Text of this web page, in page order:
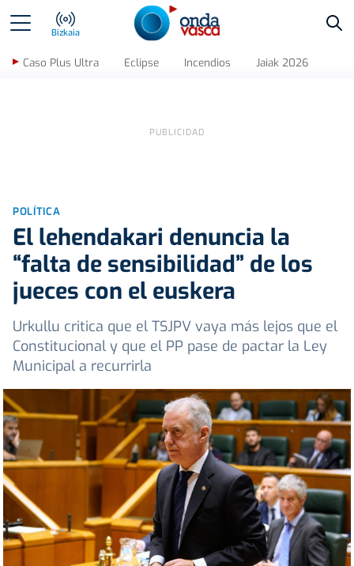
Bizkaia
Caso Plus Ultra Eclipse Incendios Jaiak 2026
POLÍTICA
El lehendakari denuncia la
“falta de sensibilidad” de los
jueces con el euskera
Urkullu critica que el TSJPV vaya más lejos que el
Constitucional y que el PP pase de pactar la Ley
Municipal a recurrirla